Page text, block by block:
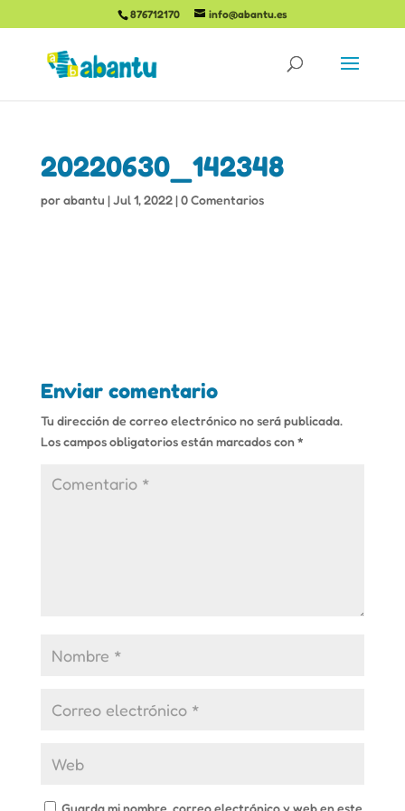
876712170 info@abantu.es
20220630_142348
porabantu |Jul 1, 2022|0 Comentarios
Enviar comentario
Tu dirección de correo electrónico no será publicada.
Los campos obligatorios están marcados con*
Guarda mi nombre, correo electrónico y web en este